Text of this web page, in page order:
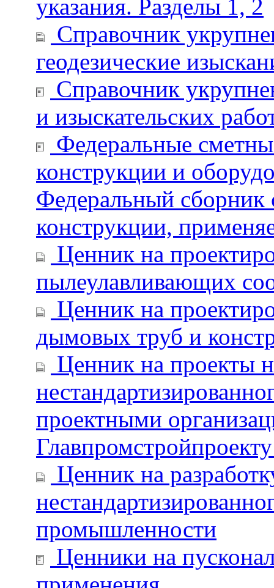
указания. Разделы 1, 2
Справочник
геодезические
Справочник
и изыскательских
Федеральные
конструкции и
Федеральный сборник
конструкции,
Ценник на
пылеулавливающих
Ценник на
дымовых труб и
Ценник на проекты
проектными
Ценник на
промышленности
Ценники на